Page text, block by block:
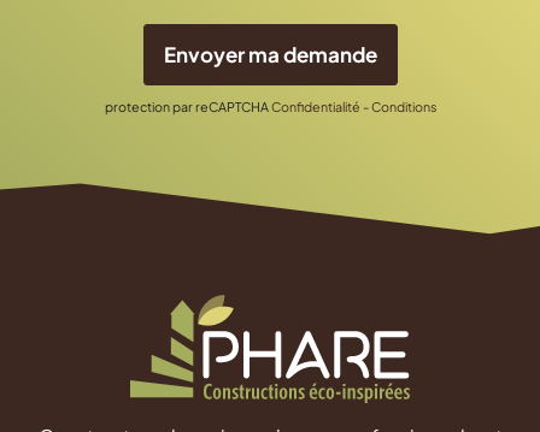
Envoyer ma demande
protection par reCAPTCHAConfidentialité -Conditions